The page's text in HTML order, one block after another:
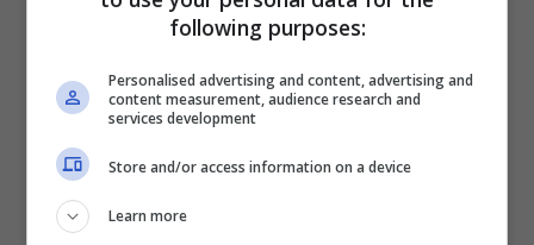
“Per Skriniar non è ancora finita”
following purposes:
Personalised advertising and content, advertising and
content measurement, audience research and
services development
Store and/or access information on a device
Learn more